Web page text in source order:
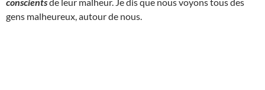
gens malheureux, autour de nous.